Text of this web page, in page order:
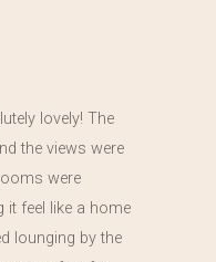
lovely! The
the views were
were
it feel like a home
lounging by the